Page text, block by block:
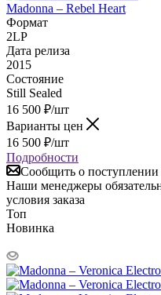
Madonna – Rebel Heart
Формат
2LP
Дата релиза
2015
Состояние
Still Sealed
16 500 ₽/шт
Варианты цен
16 500 ₽/шт
Подробности
Сообщить о поступлении
Наши менеджеры
условия заказа
Топ
Новинка